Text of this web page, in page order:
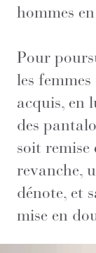
hommes
Pour
les
acquis, en
des
soit remise
revanche,
dénote, et
mise en